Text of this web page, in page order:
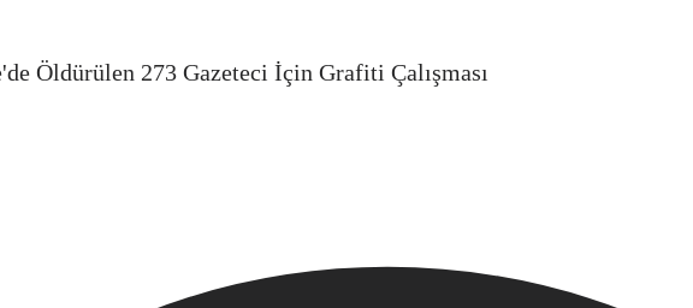
Öldürülen 273 Gazeteci İçin Grafiti Çalışması